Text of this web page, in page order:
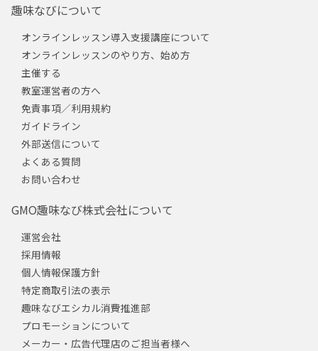
趣味なびについて
オンラインレッスン導入支援講座について
オンラインレッスンのやり方、始め方
主催する
教室運営者の方へ
免責事項／利用規約
ガイドライン
外部送信について
よくある質問
お問い合わせ
GMO趣味なび株式会社について
運営会社
採用情報
個人情報保護方針
特定商取引法の表示
趣味なびエシカル消費推進部
プロモーションについて
メーカー・広告代理店のご担当者様へ